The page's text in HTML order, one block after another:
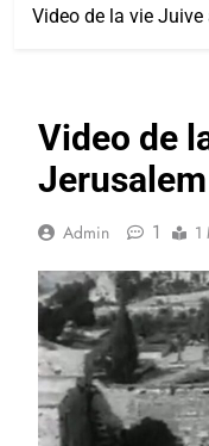
Video de la vie
Video de
Admin 1 1